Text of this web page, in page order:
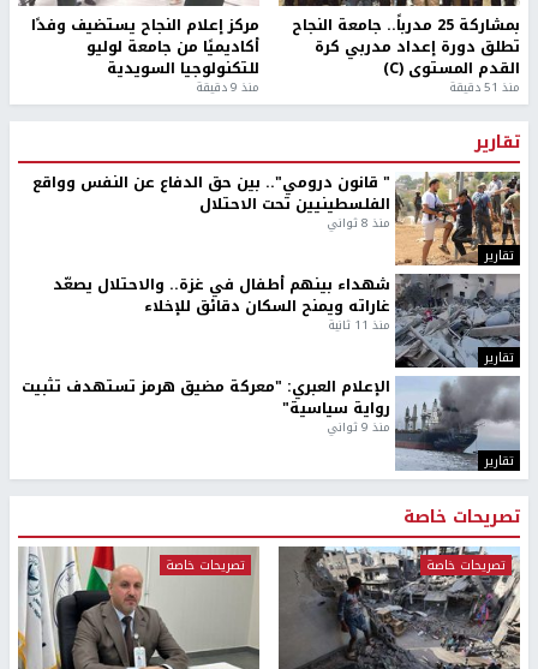
بمشاركة 25 مدرباً.. جامعة النجاح
تطلق دورة إعداد مدربي كرة
القدم المستوى (C)
منذ 51 دقيقة
مركز إعلام النجاح يستضيف وفدًا
أكاديميًا من جامعة لوليو
للتكنولوجيا السويدية
منذ 9 دقيقة
تقارير
تقارير
" قانون درومي".. بين حق الدفاع عن النفس وواقع
الفلسطينيين تحت الاحتلال
منذ 8 ثواني
تقارير
شهداء بينهم أطفال في غزة.. والاحتلال يصعّد
غاراته ويمنح السكان دقائق للإخلاء
منذ 11 ثانية
تقارير
الإعلام العبري: "معركة مضيق هرمز تستهدف تثبيت
رواية سياسية"
منذ 9 ثواني
تصريحات خاصة
تصريحات خاصة تصريحات خاصة